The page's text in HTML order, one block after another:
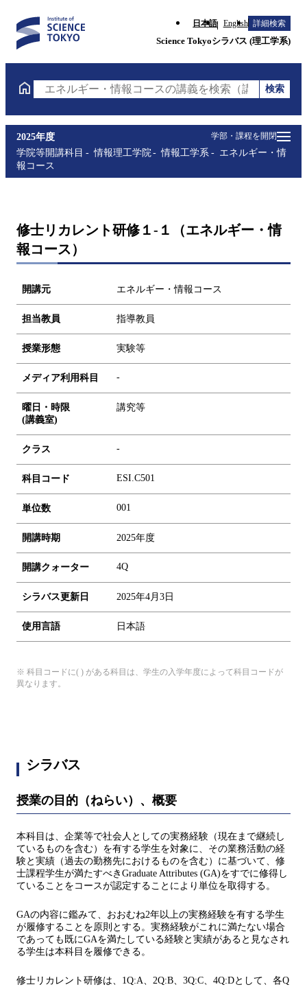
日本語 English 詳細検索
Science Tokyoシラバス (理工学系)
エネルギー・情報コースの講義を検索（講義名・科
検索
学部・課程を開閉
2025年度
学院等開講科目
情報理工学院 情報工学系
エネルギー・情
報コース
修士リカレント研修１-１（エネルギー・情
報コース）
開講元 エネルギー・情報コース
担当教員 指導教員
授業形態 実験等
メディア利用科目 -
曜日・時限
(講義室)
講究等
クラス -
科目コード ESI.C501
単位数 001
開講時期 2025年度
開講クォーター 4Q
シラバス更新日 2025年4月3日
使用言語 日本語
※ 科目コードに( ) がある科目は、学生の入学年度によって科目コードが
異なります。
シラバス
授業の目的（ねらい）、概要
本科目は、企業等で社会人としての実務経験（現在まで継続し
ているものを含む）を有する学生を対象に、その業務活動の経
験と実績（過去の勤務先におけるものを含む）に基づいて、修
士課程学生が満たすべきGraduate Attributes (GA)をすでに修得し
ていることをコースが認定することにより単位を取得する。
GAの内容に鑑みて、おおむね2年以上の実務経験を有する学生
が履修することを原則とする。実務経験がこれに満たない場合
であっても既にGAを満たしている経験と実績があると見なされ
る学生は本科目を履修できる。
修士リカレント研修は、1Q:A、2Q:B、3Q:C、4Q:Dとして、各Q